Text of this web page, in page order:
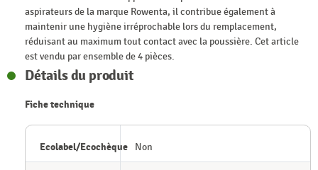
aspirateurs de la marque Rowenta, il contribue également à
maintenir une hygiène irréprochable lors du remplacement,
réduisant au maximum tout contact avec la poussière. Cet article
est vendu par ensemble de 4 pièces.
Détails du produit
Fiche technique
Ecolabel/Ecochèque Non